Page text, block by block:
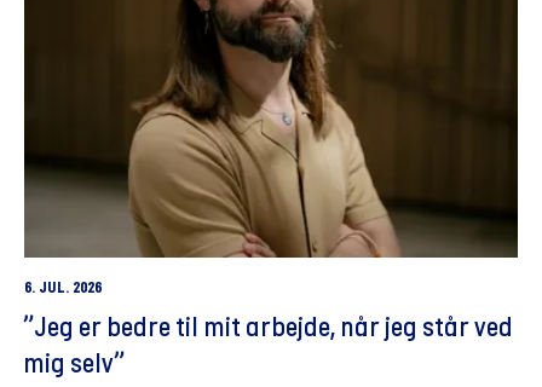
6. JUL. 2026
”Jeg er bedre til mit arbejde, når jeg står ved
mig selv”